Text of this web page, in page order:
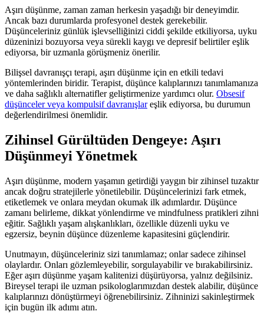
Aşırı düşünme, zaman zaman herkesin yaşadığı bir deneyimdir.
Ancak bazı durumlarda profesyonel destek gerekebilir.
Düşünceleriniz günlük işlevselliğinizi ciddi şekilde etkiliyorsa, uyku
düzeninizi bozuyorsa veya sürekli kaygı ve depresif belirtiler eşlik
ediyorsa, bir uzmanla görüşmeniz önerilir.
Bilişsel davranışçı terapi, aşırı düşünme için en etkili tedavi
yöntemlerinden biridir. Terapist, düşünce kalıplarınızı tanımlamanıza
ve daha sağlıklı alternatifler geliştirmenize yardımcı olur. Obsesif
düşünceler veya kompulsif davranışlareşlik ediyorsa, bu durumun
değerlendirilmesi önemlidir.
Zihinsel Gürültüden Dengeye: Aşırı
Düşünmeyi Yönetmek
Aşırı düşünme, modern yaşamın getirdiği yaygın bir zihinsel tuzaktır
ancak doğru stratejilerle yönetilebilir. Düşüncelerinizi fark etmek,
etiketlemek ve onlara meydan okumak ilk adımlardır. Düşünce
zamanı belirleme, dikkat yönlendirme ve mindfulness pratikleri zihni
eğitir. Sağlıklı yaşam alışkanlıkları, özellikle düzenli uyku ve
egzersiz, beynin düşünce düzenleme kapasitesini güçlendirir.
Unutmayın, düşünceleriniz sizi tanımlamaz; onlar sadece zihinsel
olaylardır. Onları gözlemleyebilir, sorgulayabilir ve bırakabilirsiniz.
Eğer aşırı düşünme yaşam kalitenizi düşürüyorsa, yalnız değilsiniz.
Bireysel terapi ile uzman psikologlarımızdan destek alabilir, düşünce
kalıplarınızı dönüştürmeyi öğrenebilirsiniz. Zihninizi sakinleştirmek
için bugün ilk adımı atın.